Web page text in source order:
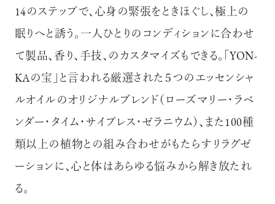
14のステップで、心身の緊張をときほぐし、極上の
眠りへと誘う。一人ひとりのコンディションに合わせ
て製品、香り、手技、のカスタマイズもできる。「YON-
KAの宝」と言われる厳選された５つのエッセンシャ
ルオイルのオリジナルブレンド（ローズマリー・ラベ
ンダー・タイム・サイプレス・ゼラニウム）、また100種
類以上の植物との組み合わせがもたらすリラグゼ
ーションに、心と体はあらゆる悩みから解き放たれ
る。